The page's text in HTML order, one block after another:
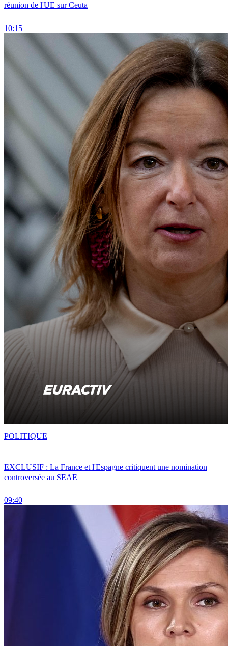
réunion de l'UE sur Ceuta
10:15
EXCLUSIF : La France et l'Espagne critiquent une nomination
controversée au SEAE
09:40
POLITIQUE